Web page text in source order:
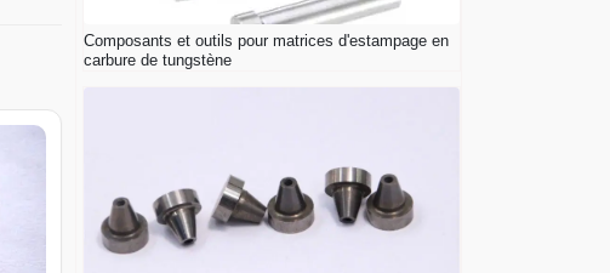
Composants et outils pour matrices d'estampage en
carbure de tungstène